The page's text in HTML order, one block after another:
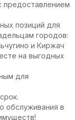
предоставлением
позиций для
городов:
и Киржач
на выгодных
для
обслуживания в